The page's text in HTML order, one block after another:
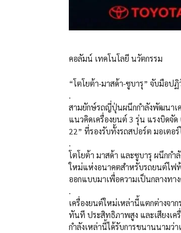
คอลัมน์ เทคโนโลยี นวัตกรรม
“โตโยต้า-มาสด้า-ซูบารุ” จับมือปฏิ
.
สามยักษ์รถญี่ปุ่นผนึกกำลังพัฒนาเค
แนวคิดเครื่องยนต์ 3 รุ่น แรงบิดจั
22” ที่รองรับทั้งรถสปอร์ต มอเตอ
.
โตโยต้า มาสด้า และซูบารุ ผนึกก
ใหม่แห่งอนาคตสำหรับรถยนต์ไฟ
ออกแบบมาเพื่อความเป็นกลางทา
.
เครื่องยนต์ใหม่เหล่านี้แตกต่างจาก
ทันที ประสิทธิภาพสูง และเสียงเค
กำลังเหล่านี้ได้รับการขนานนามว่